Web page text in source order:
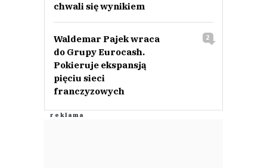
chwali się wynikiem
Waldemar Pajek wraca
do Grupy Eurocash.
Pokieruje ekspansją
pięciu sieci
franczyzowych
2